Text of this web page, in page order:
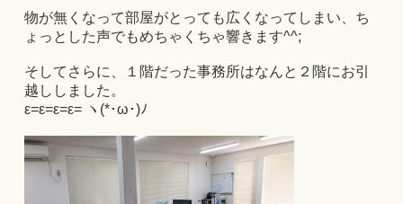
物が無くなって部屋がとっても広くなってしまい、ち
ょっとした声でもめちゃくちゃ響きます^^;
そしてさらに、１階だった事務所はなんと２階にお引
越ししました。
ε=ε=ε=ε= ヽ(*･ω･)ﾉ